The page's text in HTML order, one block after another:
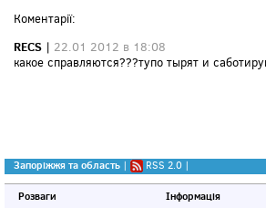
Коментарії:
RECS | 22.01 2012 в 18:08
какое справляются???тупо тырят и
Запоріжжя та область | RSS 2.0 |
Розваги Інформація